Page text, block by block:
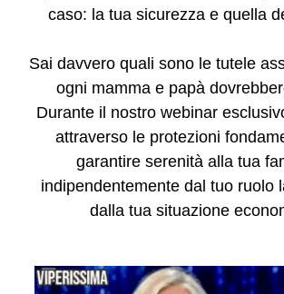
caso: la tua sicurezza e quella
Sai davvero quali sono le tutele
ogni mamma e papà
Durante il nostro webinar
attraverso le protezioni
garantire serenità alla tua
indipendentemente dal tuo ruolo
dalla tua situazione